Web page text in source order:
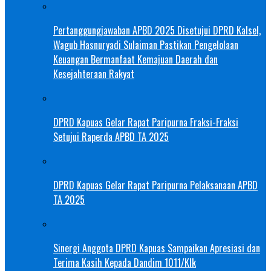
Pertanggungjawaban APBD 2025 Disetujui DPRD Kalsel,
Wagub Hasnuryadi Sulaiman Pastikan Pengelolaan
Keuangan Bermanfaat Kemajuan Daerah dan
Kesejahteraan Rakyat
DPRD Kapuas Gelar Rapat Paripurna Fraksi-Fraksi
Setujui Raperda APBD TA 2025
DPRD Kapuas Gelar Rapat Paripurna Pelaksanaan APBD
TA 2025
Sinergi Anggota DPRD Kapuas Sampaikan Apresiasi dan
Terima Kasih Kepada Dandim 1011/Klk